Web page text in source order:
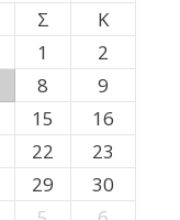
Σ
Κ
1
2
8
9
15
16
22
23
29
30